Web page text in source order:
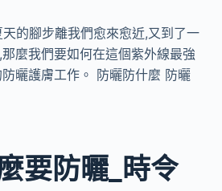
的腳步離我們愈來愈近,又到了一
麼我們要如何在這個紫外線最強
曬護膚工作。 防曬防什麼 防曬
要防曬_時令